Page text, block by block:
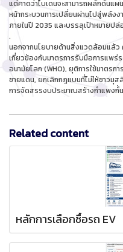
แต่คาดว่าไบเดนจะสามารถผลักดันแ
หน้ากระบวนการเปลี่ยนผ่านไปสู่พลัง
ภายในปี 2035 และบรรลุเป้าหมายป
.
นอกจากนโยบายด้านสิ่งแวดล้อมแล้ว
เกี่ยวข้องกับมาตรการรับมือการแพร่
อนามัยโลก (WHO), ยุติการใช้มาต
ชายแดน, ยกเลิกกฎแบนที่ไม่ให้ชาวมุ
การจัดสรรงบประมาณสร้างกำแพง
Related content
หลักการเลือกซื้อรถ EV